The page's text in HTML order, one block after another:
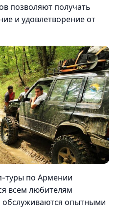
позволяют получать
и удовлетворение от
туры по Армении
всем любителям
обслуживаются опытными